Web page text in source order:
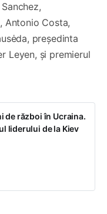
Antonio Costa,
președinta
Leyen, și premierul
de război în Ucraina.
liderului de la Kiev